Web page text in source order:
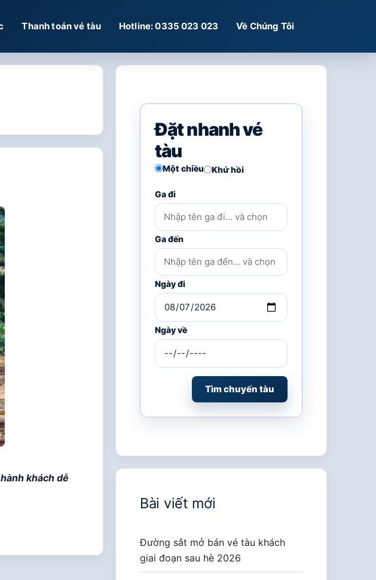
Thanh toán vé tàu Hotline: 0335 023 023 Về Chúng Tôi
khách dễ
Đặt nhanh vé
tàu
Một chiều Khứ hồi
Ga đi
Ga đến
Ngày đi
Ngày về
Tìm chuyến tàu
Bài viết mới
Đường sắt mở bán vé tàu khách
giai đoạn sau hè 2026